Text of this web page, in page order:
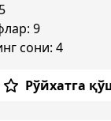
9
сони: 4
Рўйхатга